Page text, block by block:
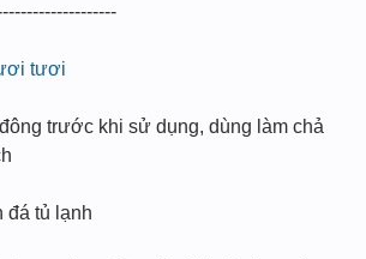
tươi
trước khi sử dụng, dùng làm chả
đá tủ lạnh